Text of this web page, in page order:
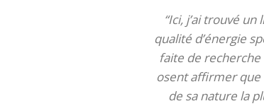
“Ici, j’ai trouvé
qualité d’énergie
faite de recherche
osent affirmer que
de sa nature la